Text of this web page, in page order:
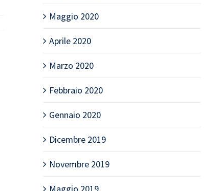
Maggio 2020
Aprile 2020
Marzo 2020
Febbraio 2020
Gennaio 2020
Dicembre 2019
Novembre 2019
Maggio 2019